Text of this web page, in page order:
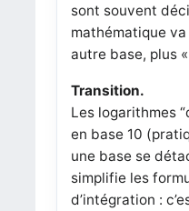
sont souvent
mathématique
autre base, plus
Transition.
Les logarithmes
en base 10
une base se
simplifie les
d’intégration :